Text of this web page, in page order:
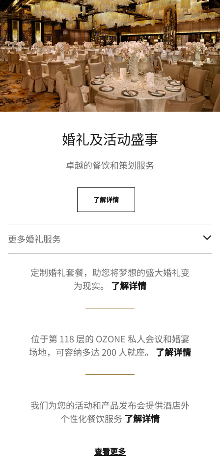
婚礼及活动盛事
卓越的餐饮和策划服务
了解详情
更多婚礼服务
定制婚礼套餐，助您将梦想的盛大婚礼变
为现实。
了解详情
位于第 118 层的 OZONE 私人会议和婚宴
场地，可容纳多达 200 人就座。
了解详情
我们为您的活动和产品发布会提供酒店外
个性化餐饮服务 了解详情
查看更多